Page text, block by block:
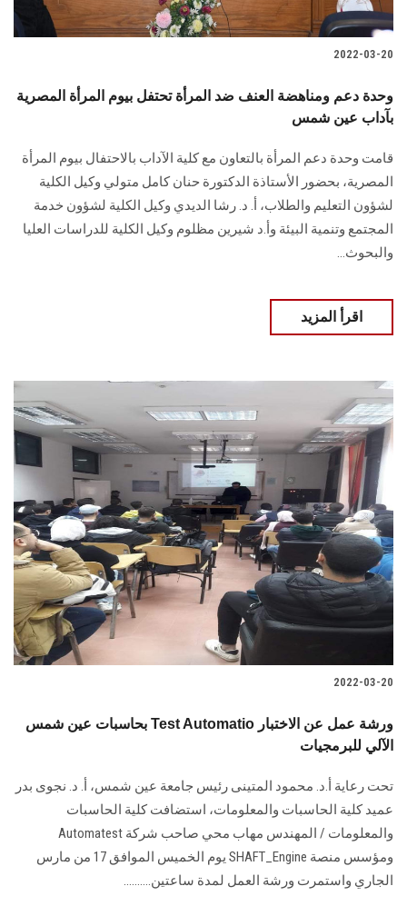
2022-03-20
وحدة دعم ومناهضة العنف ضد المرأة تحتفل بيوم المرأة المصرية
بآداب عين شمس
قامت وحدة دعم المرأة بالتعاون مع كلية الآداب بالاحتفال بيوم المرأة
المصرية، بحضور الأستاذة الدكتورة حنان كامل متولي وكيل الكلية
لشؤون التعليم والطلاب، أ. د. رشا الديدي وكيل الكلية لشؤون خدمة
المجتمع وتنمية البيئة وأ.د شيرين مظلوم وكيل الكلية للدراسات العليا
والبحوث...
اقرأ المزيد
2022-03-20
بحاسبات عين شمس Test Automatio ورشة عمل عن الاختبار
الآلي للبرمجيات
تحت رعاية أ.د. محمود المتينى رئيس جامعة عين شمس، أ. د. نجوى بدر
عميد كلية الحاسبات والمعلومات، استضافت كلية الحاسبات
والمعلومات / المهندس مهاب محي صاحب شركة Automatest
ومؤسس منصة SHAFT_Engine يوم الخميس الموافق 17 من مارس
الجاري واستمرت ورشة العمل لمدة ساعتين..........